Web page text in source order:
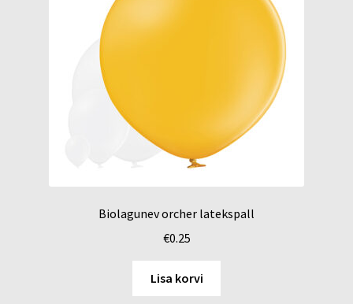
Biolagunev orcher latekspall
€0.25
Lisa korvi